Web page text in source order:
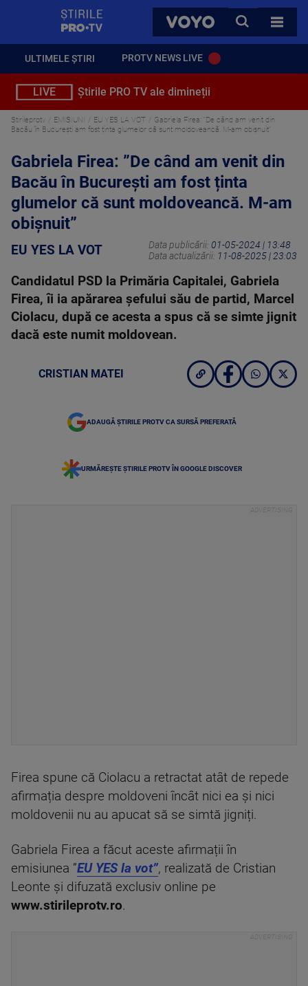
VOYO
CAUTA
TOATE
ULTIMELE ȘTIRI PROTV NEWS LIVE
LIVE Știrile PRO TV ale dimineții
Stirileprotv EMISIUNI EU YES LA VOT
Gabriela Firea: ”De când am venit din
Bacău în București am fost ținta glumelor că sunt moldoveancă. M-am obișnuit”
Gabriela Firea: ”De când am venit din
Bacău în București am fost ținta
glumelor că sunt moldoveancă. M-am
obișnuit”
EU YES LA VOT Data publicării: 01-05-2024 | 13:48
Data actualizării: 11-08-2025 | 23:03
Candidatul PSD la Primăria Capitalei, Gabriela
Firea, îi ia apărarea șefului său de partid, Marcel
Ciolacu, după ce acesta a spus că se simte jignit
dacă este numit moldovean.
CRISTIAN MATEI
ADAUGĂ ȘTIRILE PROTV CA SURSĂ PREFERATĂ
URMĂREȘTE ȘTIRILE PROTV ÎN GOOGLE DISCOVER
Firea spune că Ciolacu a retractat atât de repede
afirmația despre moldoveni încât nici ea și nici
moldovenii nu au apucat să se simtă jigniți.
Gabriela Firea a făcut aceste afirmații în
emisiunea ”EU YES la vot”, realizată de Cristian
Leonte și difuzată exclusiv online pe
www.stirileprotv.ro.